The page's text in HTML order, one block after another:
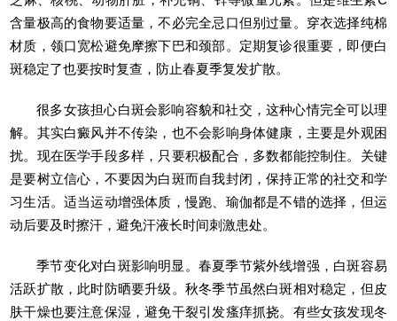
含量极高的食物要适量，不必完全忌口但别过量。穿衣选择纯棉
材质，领口宽松避免摩擦下巴和颈部。定期复诊很重要，即便白
斑稳定了也要按时复查，防止春夏季复发扩散。
很多女孩担心白斑会影响容貌和社交，这种心情完全可以理
解。其实白癜风并不传染，也不会影响身体健康，主要是外观困
扰。现在医学手段多样，只要积极配合，多数都能控制住。关键
是要树立信心，不要因为白斑而自我封闭，保持正常的社交和学
习生活。适当运动增强体质，慢跑、瑜伽都是不错的选择，但运
动后要及时擦汗，避免汗液长时间刺激患处。
季节变化对白斑影响明显。春夏季节紫外线增强，白斑容易
活跃扩散，此时防晒要升级。秋冬季节虽然白斑相对稳定，但皮
肤干燥也要注意保湿，避免干裂引发瘙痒抓挠。有些女孩发现冬